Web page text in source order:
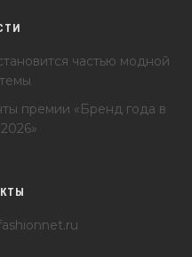
частью модной
премии «Бренд года в